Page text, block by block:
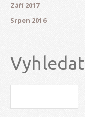
Září 2017
Srpen 2016
Vyhledat